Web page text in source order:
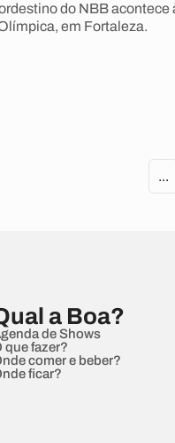
do NBB acontece
em Fortaleza.
...
a Boa?
de Shows
que fazer?
comer e beber?
ficar?